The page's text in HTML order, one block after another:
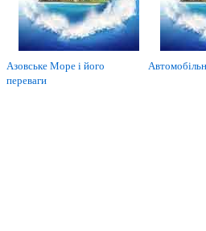
Азовське Море і його
переваги